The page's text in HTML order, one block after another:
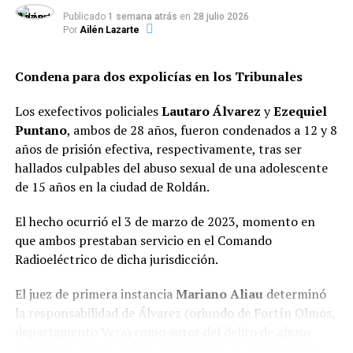
retirado de la fuerza federal en 2015) ocurrió el 14 de
marzo en la intersección de5 de Agosto y José María
disparos por la espalda en el contexto de un robo. Su
cuerpo fue encontrado tendido al lado de su utilitario
Renault Kangoo, el cual presentaba las puertas abiertas
y la llave colocada en el tambor de ignición.
Vinculación con otros hechos
violentos
Además de la causa por homicidio, sobre «Yaka» pesaba
una orden de detención por su presunta participación
en un ataque con armas de fuego registrado a finales de
Publicado 1 semana atrás en 28 julio 2026
Por Ailén Lazarte
Condena para dos expolicías en los Tribunales
Los exefectivos policialesLautaro Álvarez yEzequiel
Puntano, ambos de 28 años, fueron condenados a 12 y 8
años de prisión efectiva, respectivamente, tras ser
hallados culpables del abuso sexual de una adolescente
de 15 años en la ciudad de Roldán.
El hecho ocurrió el 3 de marzo de 2023, momento en
que ambos prestaban servicio en el Comando
Radioeléctrico de dicha jurisdicción.
El juez de primera instanciaMariano Aliaudeterminó
la responsabilidad de Álvarez (oriundo de Fortín Olmos,